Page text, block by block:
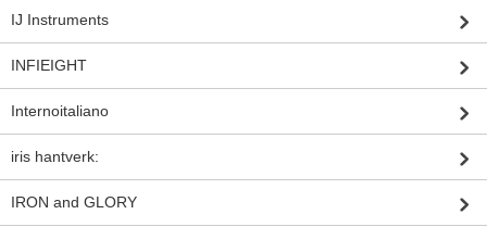
IJ Instruments
INFIEIGHT
Internoitaliano
iris hantverk:
IRON and GLORY